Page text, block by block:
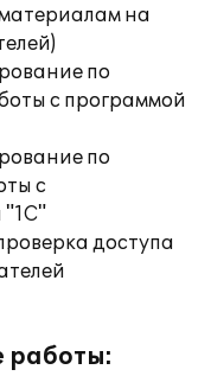
на
по
с программой
по
с
"1С"
доступа
работы: